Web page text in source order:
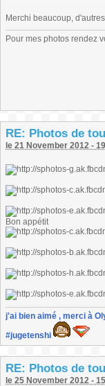
Merchi beaucoup,
Pour mes photos rendez
RE: Photos de
le 21 November 2012 -
Bon appétit
j'ai bien aimé , merci à
#jugetenshi
RE: Photos de
le 25 November 2012 -